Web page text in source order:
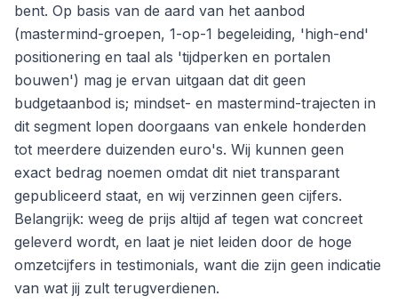
bent. Op basis van de aard van het aanbod
(mastermind-groepen, 1-op-1 begeleiding, 'high-end'
positionering en taal als 'tijdperken en portalen
bouwen') mag je ervan uitgaan dat dit geen
budgetaanbod is; mindset- en mastermind-trajecten in
dit segment lopen doorgaans van enkele honderden
tot meerdere duizenden euro's. Wij kunnen geen
exact bedrag noemen omdat dit niet transparant
gepubliceerd staat, en wij verzinnen geen cijfers.
Belangrijk: weeg de prijs altijd af tegen wat concreet
geleverd wordt, en laat je niet leiden door de hoge
omzetcijfers in testimonials, want die zijn geen indicatie
van wat jij zult terugverdienen.